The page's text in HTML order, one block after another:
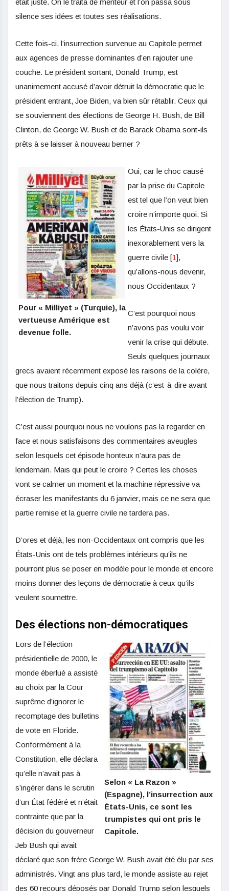
était juste. On le traita de menteur et l’on passa sous
silence ses idées et toutes ses réalisations.
Cette fois-ci, l’insurrection survenue au Capitole permet
aux agences de presse dominantes d’en rajouter une
couche. Le président sortant, Donald Trump, est
unanimement accusé d’avoir détruit la démocratie que le
président entrant, Joe Biden, va bien sûr rétablir. Ceux qui
se souviennent des élections de George H. Bush, de Bill
Clinton, de George W. Bush et de Barack Obama sont-ils
prêts à se laisser à nouveau berner ?
Pour « Milliyet » (Turquie), la
vertueuse Amérique est
devenue folle.
Oui, car le choc causé
par la prise du Capitole
est tel que l’on veut bien
croire n’importe quoi. Si
les États-Unis se dirigent
inexorablement vers la
guerre civile [1],
qu’allons-nous devenir,
nous Occidentaux ?
C’est pourquoi nous
n’avons pas voulu voir
venir la crise qui débute.
Seuls quelques journaux
grecs avaient récemment exposé les raisons de la colère,
que nous traitons depuis cinq ans déjà (c’est-à-dire avant
l’élection de Trump).
C’est aussi pourquoi nous ne voulons pas la regarder en
face et nous satisfaisons des commentaires aveugles
selon lesquels cet épisode honteux n’aura pas de
lendemain. Mais qui peut le croire ? Certes les choses
vont se calmer un moment et la machine répressive va
écraser les manifestants du 6 janvier, mais ce ne sera que
partie remise et la guerre civile ne tardera pas.
D’ores et déjà, les non-Occidentaux ont compris que les
États-Unis ont de tels problèmes intérieurs qu’ils ne
pourront plus se poser en modèle pour le monde et encore
moins donner des leçons de démocratie à ceux qu’ils
veulent soumettre.
Des élections non-démocratiques
Selon « La Razon »
(Espagne), l’insurrection aux
États-Unis, ce sont les
trumpistes qui ont pris le
Capitole.
Lors de l’élection
présidentielle de 2000, le
monde éberlué a assisté
au choix par la Cour
suprême d’ignorer le
recomptage des bulletins
de vote en Floride.
Conformément à la
Constitution, elle déclara
qu’elle n’avait pas à
s’ingérer dans le scrutin
d’un État fédéré et n’était
contrainte que par la
décision du gouverneur
Jeb Bush qui avait
déclaré que son frère George W. Bush avait été élu par ses
administrés. Vingt ans plus tard, le monde assiste au rejet
des 60 recours déposés par Donald Trump selon lesquels